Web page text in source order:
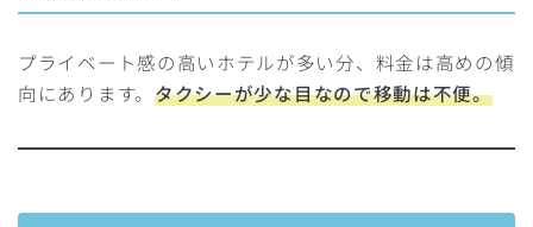
プライベート感の高いホテルが多い分、料金は高めの傾
向にあります。 タクシーが少な目なので移動は不便。